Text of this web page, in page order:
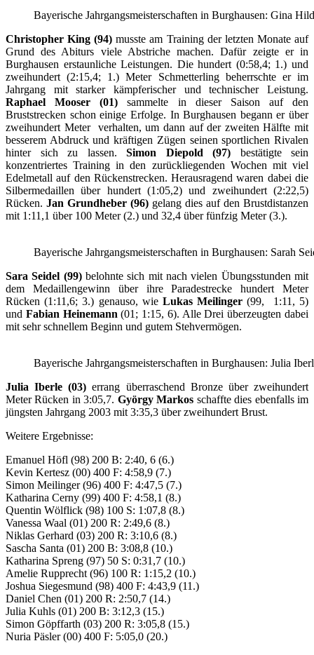
Bayerische Jahrgangsmeisterschaften in Burghausen: Gina
Christopher King (94) musste am Training der letzten Monate auf
Grund des Abiturs viele Abstriche machen. Dafür zeigte er in
Burghausen erstaunliche Leistungen. Die hundert (0:58,4; 1.) und
zweihundert (2:15,4; 1.) Meter Schmetterling beherrschte er im
Jahrgang mit starker kämpferischer und technischer Leistung.
Raphael Mooser (01) sammelte in dieser Saison auf den
Bruststrecken schon einige Erfolge. In Burghausen begann er über
zweihundert Meter verhalten, um dann auf der zweiten Hälfte mit
besserem Abdruck und kräftigen Zügen seinen sportlichen Rivalen
hinter sich zu lassen. Simon Diepold (97) bestätigte sein
konzentriertes Training in den zurückliegenden Wochen mit viel
Edelmetall auf den Rückenstrecken. Herausragend waren dabei die
Silbermedaillen über hundert (1:05,2) und zweihundert (2:22,5)
Rücken. Jan Grundheber (96) gelang dies auf den Brustdistanzen
mit 1:11,1 über 100 Meter (2.) und 32,4 über fünfzig Meter (3.).
Bayerische Jahrgangsmeisterschaften in Burghausen: Sarah
Sara Seidel (99)belohnte sich mit nach vielen Übungsstunden mit
dem Medaillengewinn über ihre Paradestrecke hundert Meter
Rücken (1:11,6; 3.) genauso, wie Lukas Meilinger (99, 1:11, 5)
und Fabian Heinemann (01; 1:15, 6). Alle Drei überzeugten dabei
mit sehr schnellem Beginn und gutem Stehvermögen.
Bayerische Jahrgangsmeisterschaften in Burghausen: Julia
Julia Iberle (03) errang überraschend Bronze über zweihundert
Meter Rücken in 3:05,7. György Markos schaffte dies ebenfalls im
jüngsten Jahrgang 2003 mit 3:35,3 über zweihundert Brust.
Weitere Ergebnisse:
Emanuel Höfl (98) 200 B: 2:40, 6 (6.)
Kevin Kertesz (00) 400 F: 4:58,9 (7.)
Simon Meilinger (96) 400 F: 4:47,5 (7.)
Katharina Cerny (99) 400 F: 4:58,1 (8.)
Quentin Wölflick (98) 100 S: 1:07,8 (8.)
Vanessa Waal (01) 200 R: 2:49,6 (8.)
Niklas Gerhard (03) 200 R: 3:10,6 (8.)
Sascha Santa (01) 200 B: 3:08,8 (10.)
Katharina Spreng (97) 50 S: 0:31,7 (10.)
Amelie Rupprecht (96) 100 R: 1:15,2 (10.)
Joshua Siegesmund (98) 400 F: 4:43,9 (11.)
Daniel Chen (01) 200 R: 2:50,7 (14.)
Julia Kuhls (01) 200 B: 3:12,3 (15.)
Simon Göpffarth (03) 200 R: 3:05,8 (15.)
Nuria Päsler (00) 400 F: 5:05,0 (20.)